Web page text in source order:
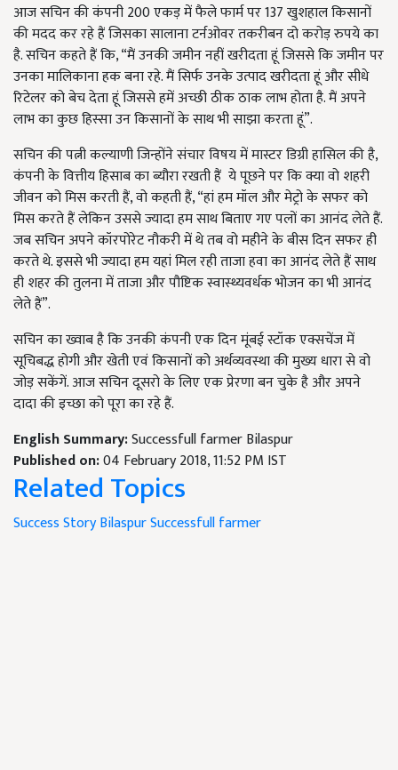
आज सचिन की कंपनी 200 एकड़ में फैले फार्म पर 137 खुशहाल किसानों
की मदद कर रहे हैं जिसका सालाना टर्नओवर तकरीबन दो करोड़ रुपये का
है. सचिन कहते हैं कि, “मैं उनकी जमीन नहीं खरीदता हूं जिससे कि जमीन पर
उनका मालिकाना हक बना रहे. मैं सिर्फ उनके उत्पाद खरीदता हूं और सीधे
रिटेलर को बेच देता हूं जिससे हमें अच्छी ठीक ठाक लाभ होता है. मैं अपने
लाभ का कुछ हिस्सा उन किसानों के साथ भी साझा करता हूं”.
सचिन की पत्नी कल्याणी जिन्होंने संचार विषय में मास्टर डिग्री हासिल की है,
कंपनी के वित्तीय हिसाब का ब्यौरा रखती हैं ये पूछने पर कि क्या वो शहरी
जीवन को मिस करती हैं, वो कहती हैं, “हां हम मॉल और मेट्रो के सफर को
मिस करते हैं लेकिन उससे ज्यादा हम साथ बिताए गए पलों का आनंद लेते हैं.
जब सचिन अपने कॉरपोरेट नौकरी में थे तब वो महीने के बीस दिन सफर ही
करते थे. इससे भी ज्यादा हम यहां मिल रही ताजा हवा का आनंद लेते हैं साथ
ही शहर की तुलना में ताजा और पौष्टिक स्वास्थ्यवर्धक भोजन का भी आनंद
लेते हैं”.
सचिन का ख्वाब है कि उनकी कंपनी एक दिन मूंबई स्टॉक एक्सचेंज में
सूचिबद्ध होगी और खेती एवं किसानों को अर्थव्यवस्था की मुख्य धारा से वो
जोड़ सकेंगें. आज सचिन दूसरो के लिए एक प्रेरणा बन चुके है और अपने
दादा की इच्छा को पूरा का रहे हैं.
English Summary:Successfull farmer Bilaspur
Published on:04 February 2018, 11:52 PM IST
Related Topics
Success StoryBilaspurSuccessfull farmer